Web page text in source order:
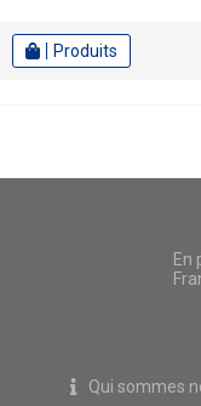
Produits
En
Qui sommes